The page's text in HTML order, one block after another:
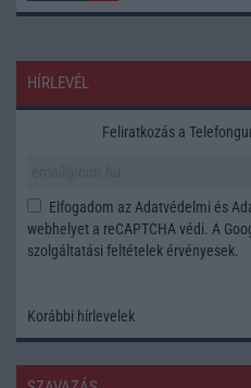
HÍRLEVÉL
Feliratkozás a
Elfogadom az Adatvédelmi és
webhelyet a reCAPTCHA védi. A
szolgáltatási feltételek érvényesek.
Korábbi hírlevelek